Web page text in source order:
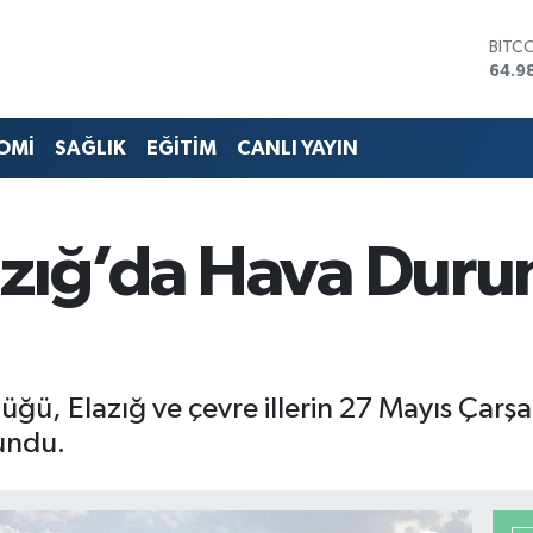
SAĞLIK EĞİTİM CANLI YAYIN
Hava
Elazığ ve çevre illerin 27 Mayıs